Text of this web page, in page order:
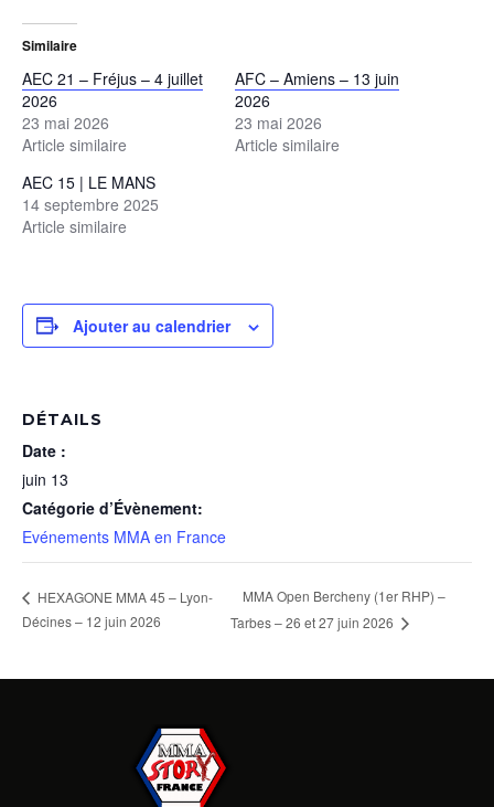
Similaire
AEC 21 – Fréjus – 4 juillet
2026
23 mai 2026
Article similaire
AFC – Amiens – 13 juin
2026
23 mai 2026
Article similaire
AEC 15 | LE MANS
14 septembre 2025
Article similaire
Ajouter au calendrier
DÉTAILS
Date :
juin 13
Catégorie d’Évènement:
Evénements MMA en France
HEXAGONE MMA 45 – Lyon-
Décines – 12 juin 2026
MMA Open Bercheny (1er RHP) –
Tarbes – 26 et 27 juin 2026